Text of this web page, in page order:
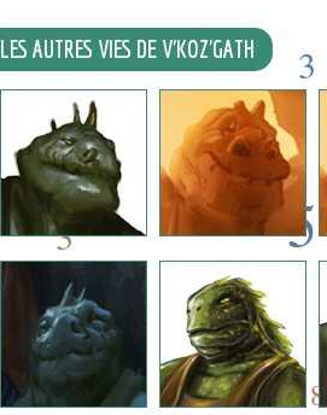
8
9
5
9
6
3
2
3
LES AUTRES VIES DE V'KOZ'GATH